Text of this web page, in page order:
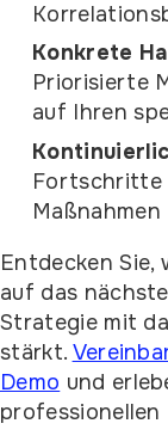
Konkrete
Priorisierte
auf Ihren
Fortschritte
Maßnahmen
Entdecken
auf das
Strategie mit
stärkt.
Demo und
professionellen